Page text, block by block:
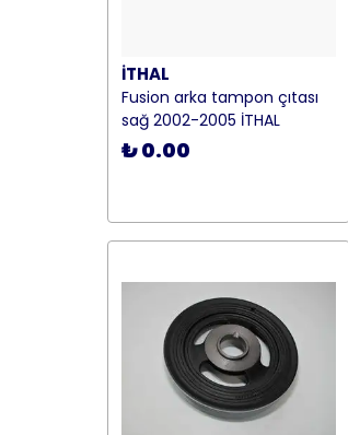
İTHAL
Fusion arka tampon çıtası
sağ 2002-2005 İTHAL
₺ 0.00